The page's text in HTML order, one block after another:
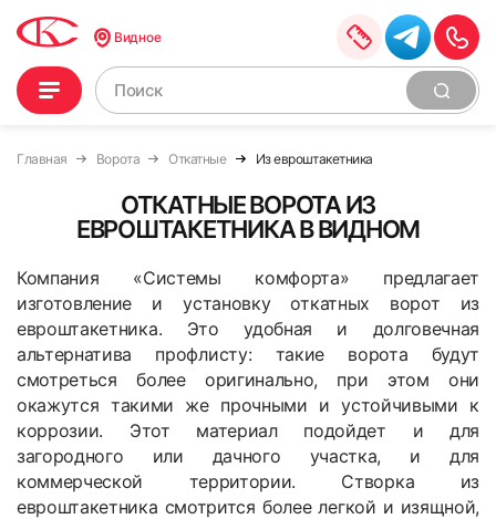
Видное
Главная Ворота Откатные Из евроштакетника
ОТКАТНЫЕ ВОРОТА ИЗ
ЕВРОШТАКЕТНИКА В ВИДНОМ
Компания «Системы комфорта» предлагает
изготовление и установку откатных ворот из
евроштакетника. Это удобная и долговечная
альтернатива профлисту: такие ворота будут
смотреться более оригинально, при этом они
окажутся такими же прочными и устойчивыми к
коррозии. Этот материал подойдет и для
загородного или дачного участка, и для
коммерческой территории. Створка из
евроштакетника смотрится более легкой и изящной,